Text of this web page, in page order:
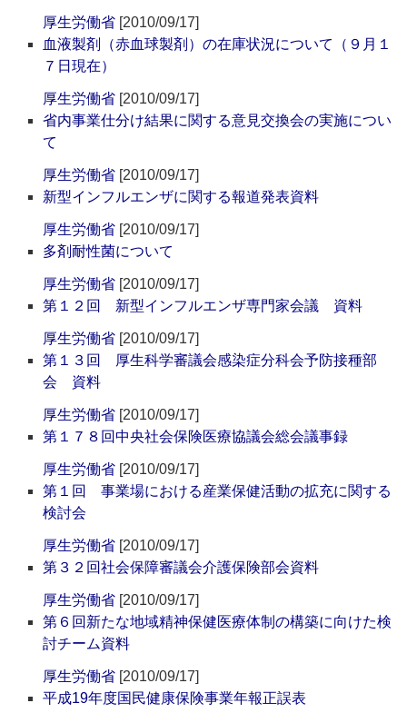
厚生労働省 [2010/09/17]
血液製剤（赤血球製剤）の在庫状況について（９月１
７日現在）
厚生労働省 [2010/09/17]
省内事業仕分け結果に関する意見交換会の実施につい
て
厚生労働省 [2010/09/17]
新型インフルエンザに関する報道発表資料
厚生労働省 [2010/09/17]
多剤耐性菌について
厚生労働省 [2010/09/17]
第１２回 新型インフルエンザ専門家会議 資料
厚生労働省 [2010/09/17]
第１３回 厚生科学審議会感染症分科会予防接種部
会 資料
厚生労働省 [2010/09/17]
第１７８回中央社会保険医療協議会総会議事録
厚生労働省 [2010/09/17]
第１回 事業場における産業保健活動の拡充に関する
検討会
厚生労働省 [2010/09/17]
第３２回社会保障審議会介護保険部会資料
厚生労働省 [2010/09/17]
第６回新たな地域精神保健医療体制の構築に向けた検
討チーム資料
厚生労働省 [2010/09/17]
平成19年度国民健康保険事業年報正誤表